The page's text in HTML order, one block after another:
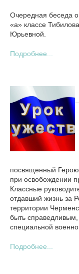
Очередная беседа
«а» классе
Юрьевной.
Подробнее...
посвященный Герою
при освобождении
Классные
отдавший жизнь за
территории
быть
специальной
Подробнее...